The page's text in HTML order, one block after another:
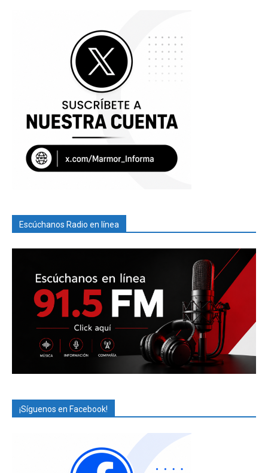
Escúchanos Radio en línea
¡Síguenos en Facebook!